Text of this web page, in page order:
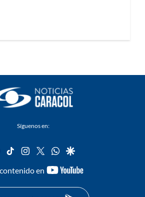
Síguenos en:
facebook
tiktok instagram
twitterwhatsapp
google
en
youtube-